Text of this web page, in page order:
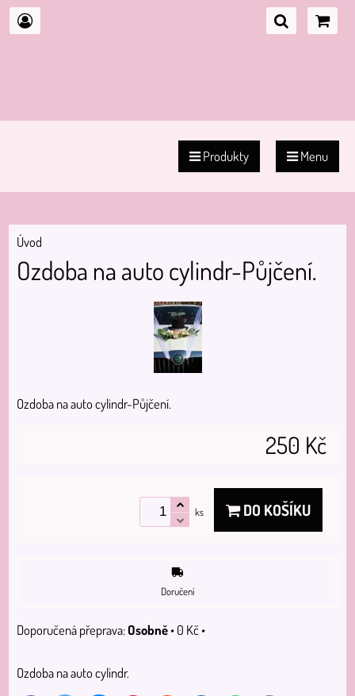
Produkty Menu
Úvod
Ozdoba na auto cylindr-Půjčení.
Ozdoba na auto cylindr-Půjčení.
250 Kč
ks DO KOŠÍKU
Doručení
Osobně•0 Kč•
Ozdoba na auto cylindr.